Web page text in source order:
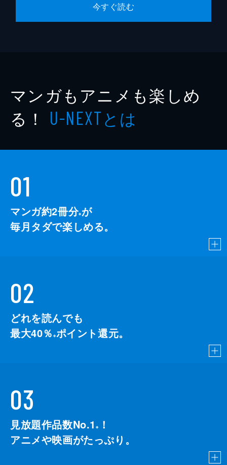
今すぐ読む
マンガもアニメも楽しめ
る！ U-NEXTとは
01
マンガ約2冊分※が
毎月タダで楽しめる。
02
どれを読んでも
最大40％ ※ポイント還元。
03
見放題作品数No.1 ※
！
アニメや映画がたっぷり。